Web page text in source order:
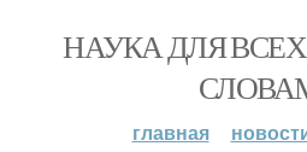
НАУКА ДЛЯ
главная